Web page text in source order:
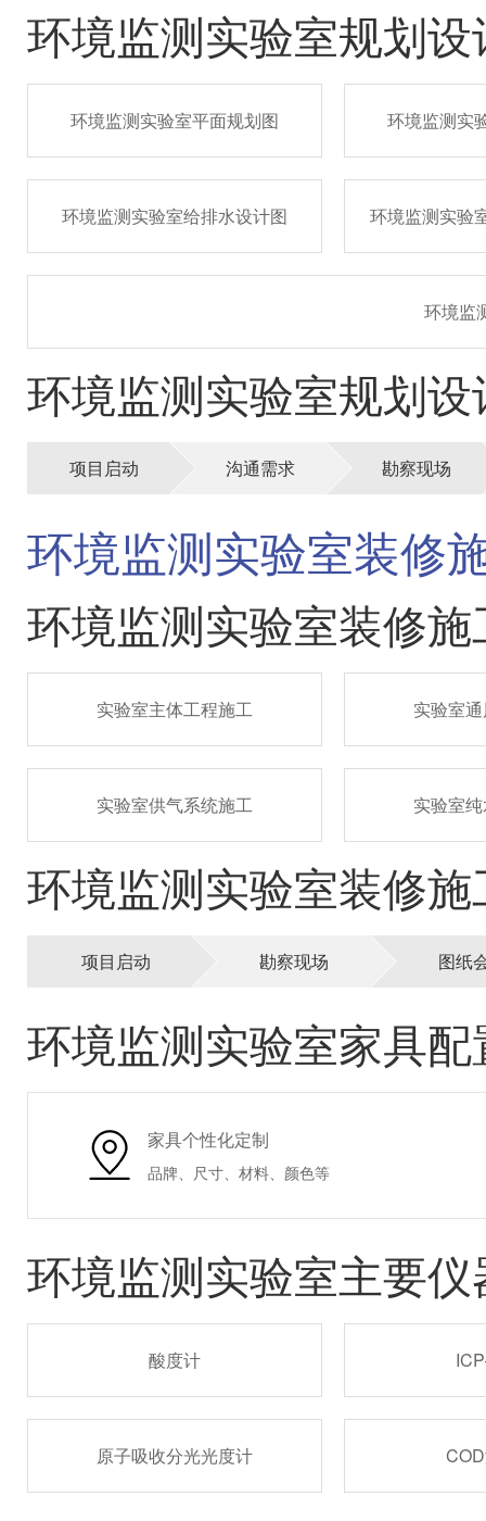
环境监测实验室规划
环境监测实验室平面规划图 环境监测实
环境监测实验室给排水设计图 环境监测实验
环境监
环境监测实验室规划
项目启动 沟通需求 勘察现场
环境监测实验室装修
环境监测实验室装修
实验室主体工程施工 实验室
实验室供气系统施工 实验室
环境监测实验室装修
项目启动 勘察现场 图纸
环境监测实验室家具配
家具个性化定制
品牌、尺寸、材料、颜色等
环境监测实验室主要
酸度计
原子吸收分光光度计